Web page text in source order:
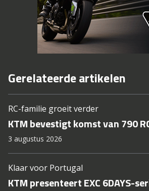
Gerelateerde artikelen
RC-familie groeit verder
KTM bevestigt komst van 790
3 augustus 2026
Klaar voor Portugal
KTM presenteert EXC 6DAYS-